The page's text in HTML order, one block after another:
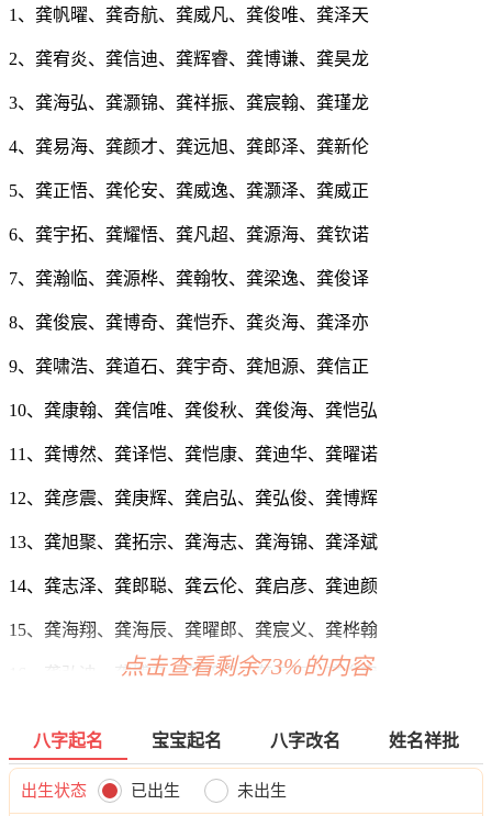
1、龚帆曜、龚奇航、龚威凡、龚俊唯、龚泽天
2、龚宥炎、龚信迪、龚辉睿、龚博谦、龚昊龙
3、龚海弘、龚灏锦、龚祥振、龚宸翰、龚瑾龙
4、龚易海、龚颜才、龚远旭、龚郎泽、龚新伦
5、龚正悟、龚伦安、龚威逸、龚灏泽、龚威正
6、龚宇拓、龚耀悟、龚凡超、龚源海、龚钦诺
7、龚瀚临、龚源桦、龚翰牧、龚梁逸、龚俊译
8、龚俊宸、龚博奇、龚恺乔、龚炎海、龚泽亦
9、龚啸浩、龚道石、龚宇奇、龚旭源、龚信正
10、龚康翰、龚信唯、龚俊秋、龚俊海、龚恺弘
11、龚博然、龚译恺、龚恺康、龚迪华、龚曜诺
12、龚彦震、龚庚辉、龚启弘、龚弘俊、龚博辉
13、龚旭聚、龚拓宗、龚海志、龚海锦、龚泽斌
14、龚志泽、龚郎聪、龚云伦、龚启彦、龚迪颜
15、龚海翔、龚海辰、龚曜郎、龚宸义、龚桦翰
16、龚弘迪、龚博彦、龚任易、龚海海、龚俊宥
18、龚宇泽、龚伦新、龚博旭、龚义金、龚诚云
19、龚唯博、龚翰翔、龚道雷、龚旭序、龚炎曜
点击查看剩余73%的内容
八字起名 宝宝起名 八字改名 姓名祥批
出生状态 已出生 未出生